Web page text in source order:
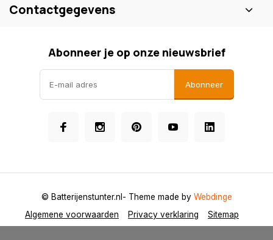
Contactgegevens
Abonneer je op onze nieuwsbrief
Abonneer
Algemene voorwaarden Privacy verklaring Sitemap
© Batterijenstunter.nl - Theme made by Webdinge